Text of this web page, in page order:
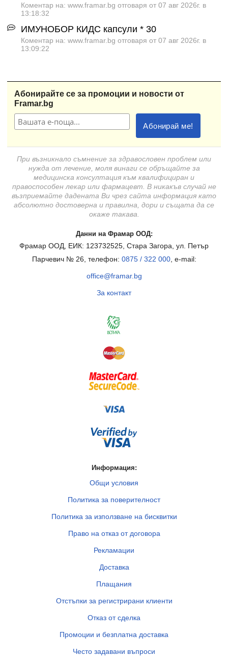
Коментар на: www.framar.bg отговаря от 07 авг 2026г. в
13:18:32
ИМУНОБОР КИДС капсули * 30
Коментар на: www.framar.bg отговаря от 07 авг 2026г. в
13:09:22
Абонирайте се за промоции и новости от
Framar.bg
При възникнало съмнение за здравословен проблем или
нужда от лечение, моля винаги се обръщайте за
медицинска консултация към квалифициран и
правоспособен лекар или фармацевт. В никакъв случай не
възприемайте дадената Ви чрез сайта информация като
абсолютно достоверна и правилна, дори и същата да се
окаже такава.
Данни на Фрамар ООД:
Фрамар ООД, ЕИК: 123732525, Стара Загора, ул. Петър
Парчевич № 26, телефон: 0875 / 322 000, e-mail:
office@framar.bg
За контакт
Информация:
Общи условия
Политика за поверителност
Политика за използване на бисквитки
Право на отказ от договора
Рекламации
Доставка
Плащания
Отстъпки за регистрирани клиенти
Отказ от сделка
Промоции и безплатна доставка
Често задавани въпроси